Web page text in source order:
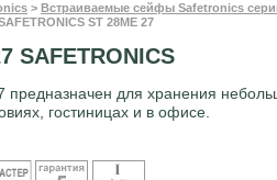
> Встраиваемые сейфы Safetronics
ST 28ME 27
SAFETRONICS
предназначен для хранения
гостиницах и в офисе.